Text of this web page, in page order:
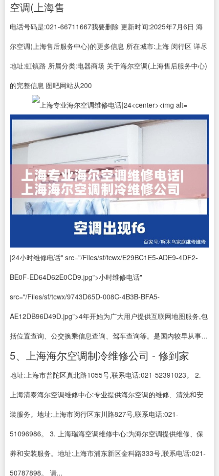
空调(上海售
电话号码是:021-66711667我要删除 更新时间:2025年7月6日 海
尔空调(上海售后服务中心)的更多信息 所在城市:上海 闵行区 详尽
地址:虹镇路 所属分类:电器商场 关于海尔空调(上海售后服务中心)
的完整信息 图吧网站从200
|24小时维修电话" src="/Files/sf/tcwx/E29BC1E5-ADE9-4DF2-
BE0F-ED64D62E0CD9.jpg">小时维修电话"
src="/Files/sf/tcwx/9743D65D-008C-4B3B-BFA5-
AE12DB96D49D.jpg">4年开始为广大用户提供互联网地图服务,包
括位置查询、公交换乘信息查询、驾车查询等。是国内较早从事...
5、上海海尔空调制冷维修公司 - 修到家
地址:上海市普陀区真北路1055号,联系电话:021-52391023。 2.
上海清泰海尔空调维修中心:专业提供海尔空调的维修、清洗和安
装服务。地址:上海市闵行区东川路827号,联系电话:021-
51096986。 3. 上海瑞海空调维修中心:为海尔空调提供维修、保
养和安装服务。地址:上海市浦东新区金科路333号,联系电话:021-
50787898。 请...